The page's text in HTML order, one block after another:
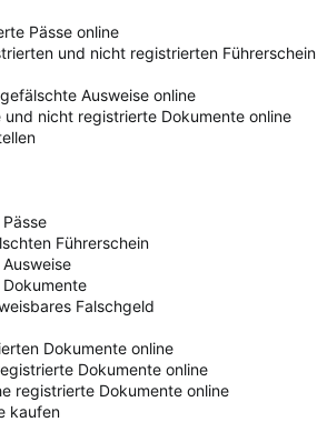
Pässe online
und nicht registrierten Führerschein
Ausweise online
und nicht registrierte Dokumente online
Führerschein
Falschgeld
Dokumente online
Dokumente online
registrierte Dokumente online
kaufen